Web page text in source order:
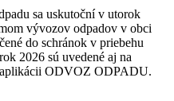
sa uskutoční v utorok
vývozov odpadov v obci
do schránok v priebehu
2026 sú uvedené aj na
ODVOZ ODPADU.